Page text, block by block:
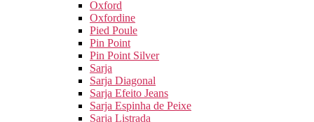
Oxford
Oxfordine
Pied Poule
Pin Point
Pin Point Silver
Sarja
Sarja Diagonal
Sarja Efeito Jeans
Sarja Espinha de Peixe
Sarja Listrada